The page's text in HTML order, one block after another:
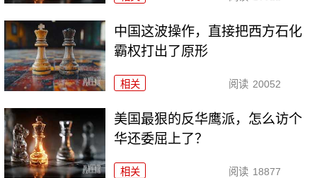
中国这波操作，直接把西方石化
霸权打出了原形
相关 阅读 20052
美国最狠的反华鹰派，怎么访个
华还委屈上了？
相关 阅读 18877